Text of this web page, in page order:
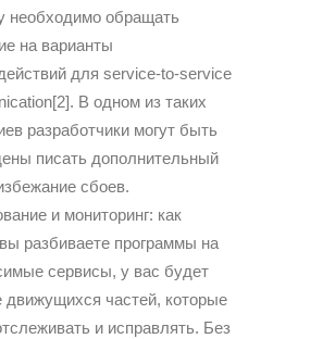
необходимо обращать
на варианты
для service-to-service
В одном из таких
разработчики могут быть
писать дополнительный
сбоев.
и мониторинг: как
разбиваете программы на
сервисы, у вас будет
частей, которые
и исправлять. Без